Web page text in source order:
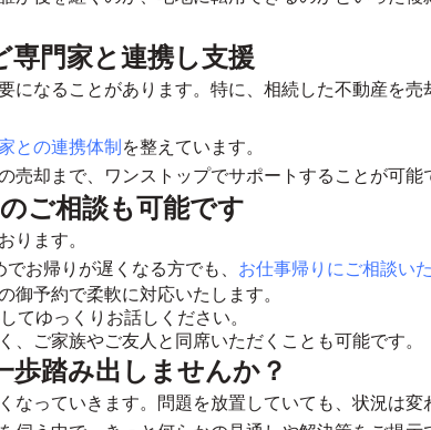
専門家と連携し支援
なることがあります。特に、相続した不動産を売
との連携体制 を整えています。
売却まで、ワンストップでサポートすることが可能
ご相談も可能です
ります。
お帰りが遅くなる方でも、 お仕事帰りにご相談い
御予約で柔軟に対応いたします。
てゆっくりお話しください。
、ご家族やご友人と同席いただくことも可能です。
歩踏み出しませんか？
っていきます。問題を放置していても、状況は変